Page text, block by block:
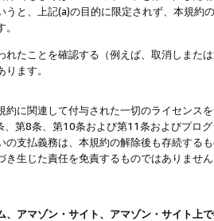
うと、上記(a)の目的に限定されず、本規
れたことを確認する（例えば、取消しまた
ます。
約に関連して付与された一切のライセンス
第8条、第10条および第11条およびプロ
の支払義務は、本規約の解除後も存続する
き生じた責任を免責するものではありませ
、アマゾン・サイト、アマゾン・サイト上